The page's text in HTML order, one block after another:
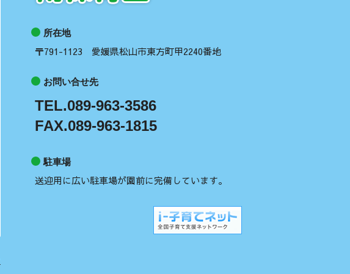
所在地
〒791-1123 愛媛県松山市東方町甲2240番地
お問い合せ先
TEL.089-963-3586
FAX.089-963-1815
駐車場
送迎用に広い駐車場が園前に完備しています。